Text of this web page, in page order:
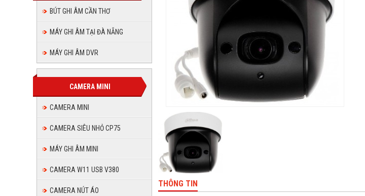
BÚT GHI ÂM CẦN THƠ
MÁY GHI ÂM TẠI ĐÀ NẴNG
MÁY GHI ÂM DVR
CAMERA MINI
CAMERA MINI
CAMERA SIÊU NHỎ CP75
MÁY GHI ÂM MINI
CAMERA W11 USB V380
CAMERA NÚT ÁO
THÔNG TIN